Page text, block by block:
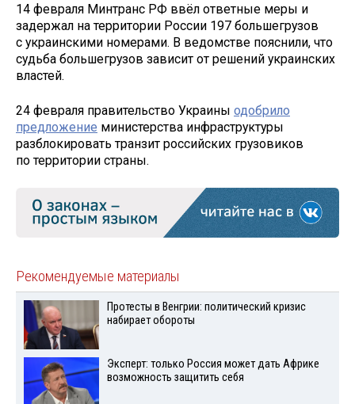
14 февраля Минтранс РФ ввёл ответные меры и
задержал на территории России 197 большегрузов
с украинскими номерами. В ведомстве пояснили, что
судьба большегрузов зависит от решений украинских
властей.
24 февраля правительство Украины одобрило
предложение министерства инфраструктуры
разблокировать транзит российских грузовиков
по территории страны.
Рекомендуемые материалы
Протесты в Венгрии: политический кризис
набирает обороты
Эксперт: только Россия может дать Африке
возможность защитить себя